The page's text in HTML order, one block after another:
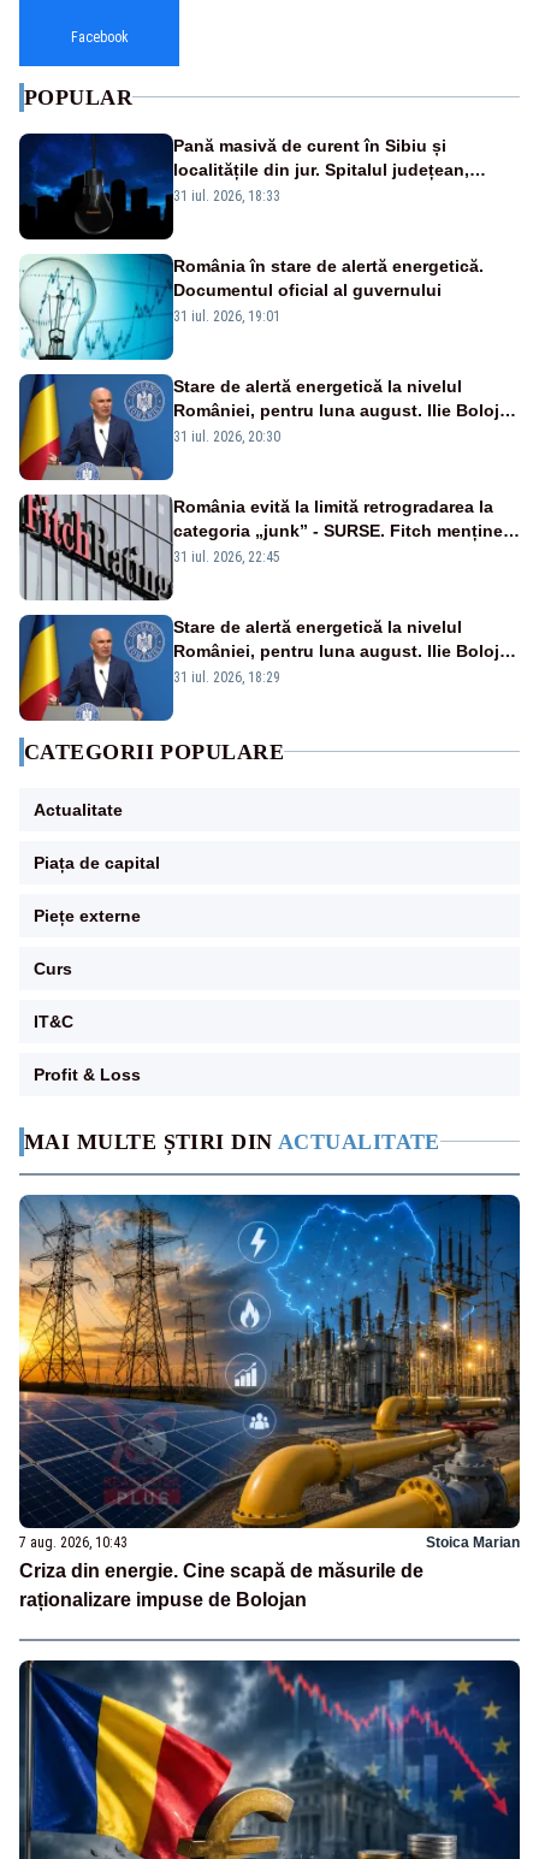
MAI MULTE ȘTIRI DIN ACTUALITATE
7 aug. 2026, 10:43 Stoica Marian
Criza din energie. Cine scapă de măsurile de
raționalizare impuse de Bolojan
Facebook
POPULAR
Pană masivă de curent în Sibiu și
localitățile din jur. Spitalul județean,
semafoarele, rețelele de telefonie, grav
31 iul. 2026, 18:33
România în stare de alertă energetică.
Documentul oficial al guvernului
31 iul. 2026, 19:01
Stare de alertă energetică la nivelul
României, pentru luna august. Ilie Bolojan
a anunțat importuri și posibile restricții –
31 iul. 2026, 20:30
România evită la limită retrogradarea la
categoria „junk” - SURSE. Fitch menține
ratingul BBB-
31 iul. 2026, 22:45
Stare de alertă energetică la nivelul
României, pentru luna august. Ilie Bolojan
a anunțat importuri și posibile restricții –
31 iul. 2026, 18:29
CATEGORII POPULARE
Actualitate
Piața de capital
Piețe externe
Curs
IT&C
Profit & Loss